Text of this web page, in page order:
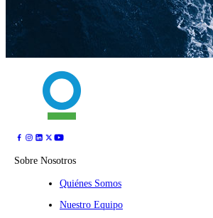
Sobre Nosotros
Quiénes Somos
Nuestro Equipo